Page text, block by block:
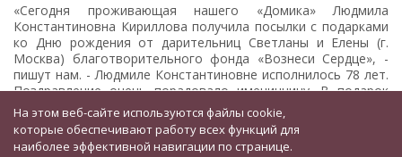
«Сегодня проживающая нашего «Домика» Людмила
Константиновна Кириллова получила посылки с подарками
ко Дню рождения от дарительниц Светланы и Елены (г.
Москва) благотворительного фонда «Вознеси Сердце», -
пишут нам. - Людмиле Константиновне исполнилось 78 лет.
Поздравление очень порадовало именинницу. В подарок
Людмила Константиновна получила: женский парфюм,
летнее платье, гель для душа, кондитерские изделия, набор
чая и арома диффузор. Дорогие волонтёры! Примите самые
На этом веб-сайте используются файлы cookie,
которые обеспечивают работу всех функций для
наиболее эффективной навигации по странице.